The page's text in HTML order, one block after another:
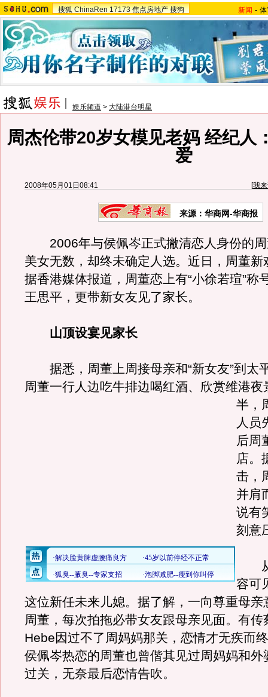
搜狐 ChinaRen 17173 焦点房地产 搜狗 新闻 -
娱乐频道 > 大陆港台明星
周杰伦带20岁女模见老妈 经纪人
爱
2008年05月01日08:41 [我
来源：华商网-华商报
2006年与侯佩岑正式撇清恋人身份的周
美女无数，却终未确定人选。近日，周董新
据香港媒体报道，周董恋上有“小徐若瑄”称
王思平，更带新女友见了家长。
山顶设宴见家长
据悉，周董上周接母亲和“新女友”到太
周董一行人边吃牛排边喝红酒、欣赏维港夜
半，
人员
后周
店。
击，
并肩
说有
刻意
从
容可
这位新任未来儿媳。据了解，一向尊重母亲
周董，每次拍拖必带女友跟母亲见面。有传
Hebe因过不了周妈妈那关，恋情才无疾而
侯佩岑热恋的周董也曾偕其见过周妈妈和外
过关，无奈最后恋情告吹。